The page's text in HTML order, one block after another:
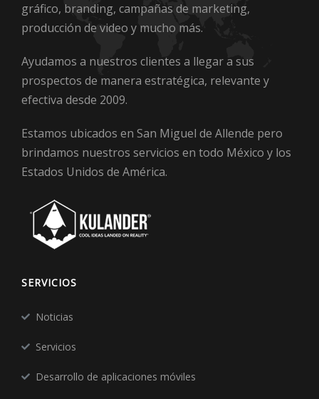
gráfico, branding, campañas de marketing,
producción de video y mucho más.
Ayudamos a nuestros clientes a llegar a sus
prospectos de manera estratégica, relevante y
efectiva desde 2009.
Estamos ubicados en San Miguel de Allende pero
brindamos nuestros servicios en todo México y los
Estados Unidos de América.
SERVICIOS
Noticias
Servicios
Desarrollo de aplicaciones móviles